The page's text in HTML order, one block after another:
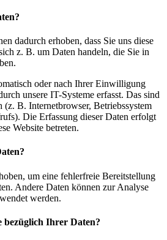
dadurch erhoben, dass Sie uns diese
z. B. um Daten handeln, die Sie in
oder nach Ihrer Einwilligung
unsere IT-Systeme erfasst. Das sind
(z. B. Internetbrowser, Betriebssystem
Die Erfassung dieser Daten erfolgt
Website betreten.
um eine fehlerfreie Bereitstellung
Andere Daten können zur Analyse
werden.
bezüglich Ihrer Daten?